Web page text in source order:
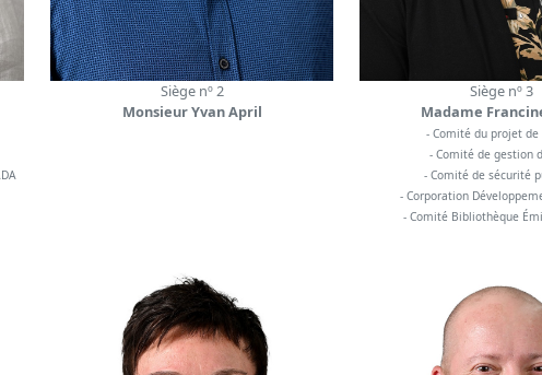
Siège nº 2
Monsieur Yvan April
Siège nº 3
Madame
- Comité du projet de
- Comité de gestion
- Comité de sécurité
- Corporation
- Comité Bibliothèque